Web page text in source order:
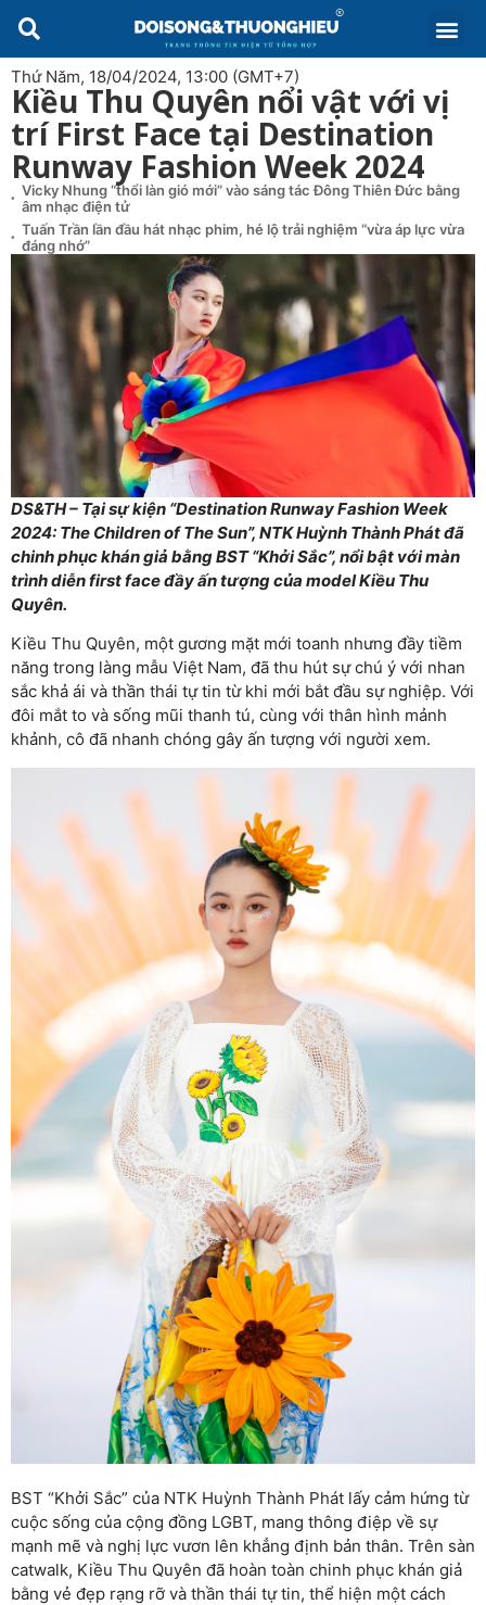
Thứ Năm, 18/04/2024, 13:00 (GMT+7)
Kiều Thu Quyên nổi vật với vị
trí First Face tại Destination
Runway Fashion Week 2024
Vicky Nhung “thổi làn gió mới” vào sáng tác Đông Thiên Đức bằng
âm nhạc điện tử
Tuấn Trần lần đầu hát nhạc phim, hé lộ trải nghiệm “vừa áp lực vừa
đáng nhớ”
DS&TH – Tại sự kiện “Destination Runway Fashion Week
2024: The Children of The Sun”, NTK Huỳnh Thành Phát đã
chinh phục khán giả bằng BST “Khởi Sắc”, nổi bật với màn
trình diễn first face đầy ấn tượng của model Kiều Thu
Quyên.
Kiều Thu Quyên, một gương mặt mới toanh nhưng đầy tiềm
năng trong làng mẫu Việt Nam, đã thu hút sự chú ý với nhan
sắc khả ái và thần thái tự tin từ khi mới bắt đầu sự nghiệp. Với
đôi mắt to và sống mũi thanh tú, cùng với thân hình mảnh
khảnh, cô đã nhanh chóng gây ấn tượng với người xem.
BST “Khởi Sắc” của NTK Huỳnh Thành Phát lấy cảm hứng từ
cuộc sống của cộng đồng LGBT, mang thông điệp về sự
mạnh mẽ và nghị lực vươn lên khẳng định bản thân. Trên sàn
catwalk, Kiều Thu Quyên đã hoàn toàn chinh phục khán giả
bằng vẻ đẹp rạng rỡ và thần thái tự tin, thể hiện một cách